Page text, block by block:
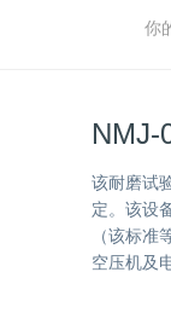
你
NMJ-
该耐磨试
定。该设
（该标
空压机及